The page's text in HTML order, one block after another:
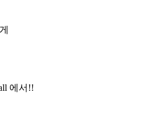
에서!!